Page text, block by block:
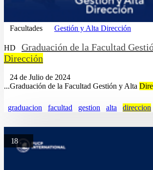
Facultades Gestión y Alta Dirección
HD
Graduación de la Facultad
Dirección
24 de Julio de 2024
...Graduación de la Facultad Gestión y Alta
graduacion facultad gestion alta direccion
18